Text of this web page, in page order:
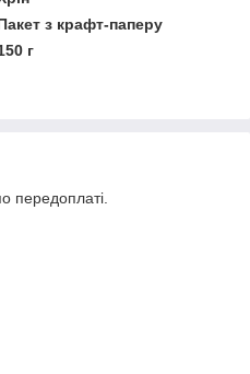
з крафт-паперу
г
передоплаті.